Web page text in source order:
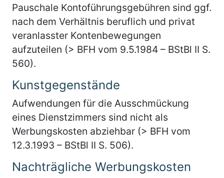
Pauschale Kontoführungsgebühren sind ggf.
nach dem Verhältnis beruflich und privat
veranlasster Kontenbewegungen
aufzuteilen (> BFH vom 9.5.1984 – BStBl II S.
560).
Kunstgegenstände
Aufwendungen für die Ausschmückung
eines Dienstzimmers sind nicht als
Werbungskosten abziehbar (> BFH vom
12.3.1993 – BStBl II S. 506).
Nachträgliche Werbungskosten